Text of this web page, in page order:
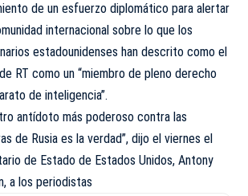
de un esfuerzo diplomático para alertar
internacional sobre lo que los
estadounidenses han descrito como el
RT como un “miembro de pleno derecho
de inteligencia”.
antídoto más poderoso contra las
de Rusia es la verdad”, dijo el viernes el
de Estado de Estados Unidos, Antony
a los periodistas